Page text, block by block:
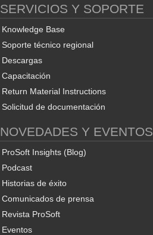
SERVICIOS Y SOPORTE
Knowledge Base
Soporte técnico regional
Descargas
Capacitación
Return Material Instructions
Solicitud de documentación
NOVEDADES Y EVENTOS
ProSoft Insights (Blog)
Podcast
Historias de éxito
Comunicados de prensa
Revista ProSoft
Eventos